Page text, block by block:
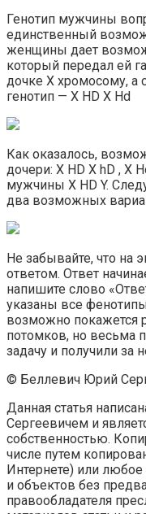
Генотип мужчины
единственный
женщины дает
который передал ей
дочке X хромосому, а
генотип — X HD X Hd
Как оказалось,
дочери: X HD X hD , X
мужчины X HD Y.
два возможных
Не забывайте, что на
ответом. Ответ
напишите слово
указаны все
возможно покажется
потомков, но весьма
задачу и получили за
© Беллевич Юрий
Данная статья
Сергеевичем и
собственностью.
числе путем
Интернете) или
и объектов без
правообладателя